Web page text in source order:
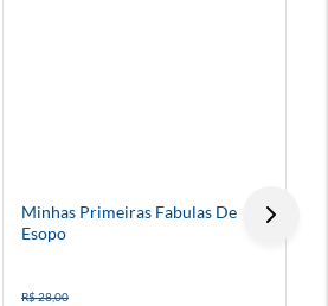
Minhas Primeiras Fabulas De
Esopo
R$ 28,00